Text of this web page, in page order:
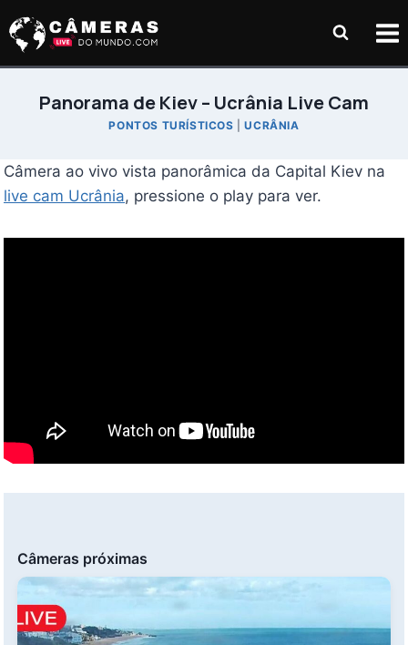
para
Panorama de Kiev – Ucrânia Live Cam
PONTOS TURÍSTICOS |UCRÂNIA
Câmera ao vivo vista panorâmica da Capital Kiev na
live cam Ucrânia, pressione o play para ver.
Câmeras próximas